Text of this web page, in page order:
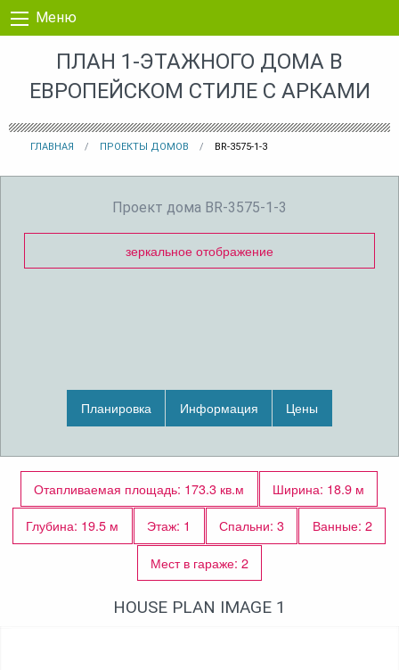
Перейти к контенту
Меню
ПЛАН 1-ЭТАЖНОГО ДОМА В
ЕВРОПЕЙСКОМ СТИЛЕ С АРКАМИ
ГЛАВНАЯ ПРОЕКТЫ ДОМОВ BR-3575-1-3
Проект дома BR-3575-1-3
зеркальное отображение
Планировка Информация Цены
Отапливаемая площадь: 173.3 кв.м
Ширина: 18.9 м
Глубина: 19.5 м
Этаж: 1 Спальни: 3
Ванные: 2
Мест в гараже: 2
HOUSE PLAN IMAGE 1